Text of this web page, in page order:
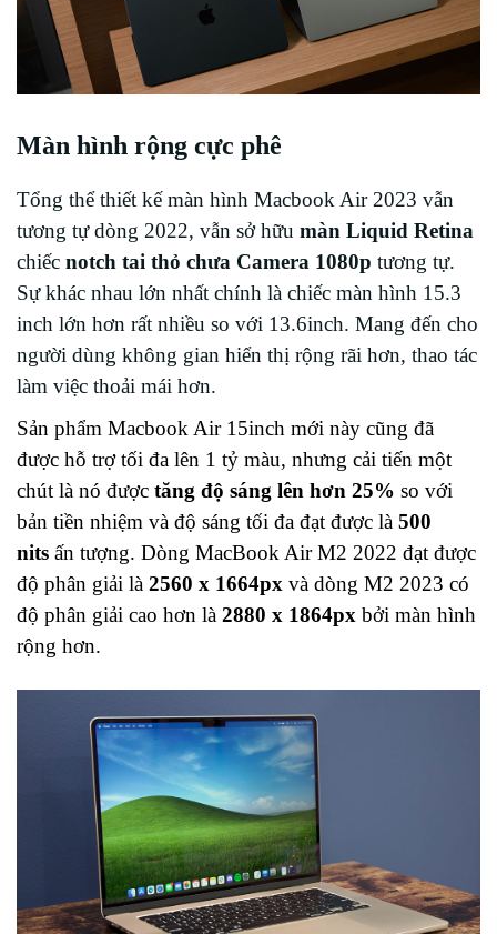
Màn hình rộng cực phê
Tổng thể thiết kế màn hình Macbook Air 2023 vẫn
tương tự dòng 2022, vẫn sở hữu màn Liquid Retina
chiếc notch tai thỏ chưa Camera 1080p tương tự.
Sự khác nhau lớn nhất chính là chiếc màn hình 15.3
inch lớn hơn rất nhiều so với 13.6inch. Mang đến cho
người dùng không gian hiển thị rộng rãi hơn, thao tác
làm việc thoải mái hơn.
Sản phẩm Macbook Air 15inch mới này cũng đã
được hỗ trợ tối đa lên 1 tỷ màu, nhưng cải tiến một
chút là nó được tăng độ sáng lên hơn 25% so với
bản tiền nhiệm và độ sáng tối đa đạt được là 500
nits ấn tượng. Dòng MacBook Air M2 2022 đạt được
độ phân giải là 2560 x 1664px và dòng M2 2023 có
độ phân giải cao hơn là 2880 x 1864px bởi màn hình
rộng hơn.